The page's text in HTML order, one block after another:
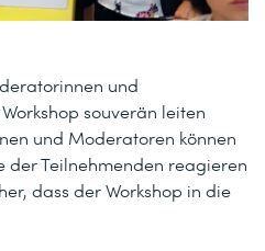
und
souverän leiten
und Moderatoren können
der Teilnehmenden reagieren
dass der Workshop in die